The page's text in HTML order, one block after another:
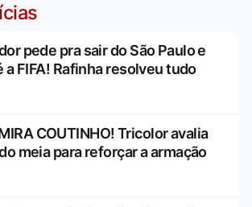
pede pra sair do São Paulo e
a FIFA! Rafinha resolveu tudo
COUTINHO! Tricolor avalia
meia para reforçar a armação